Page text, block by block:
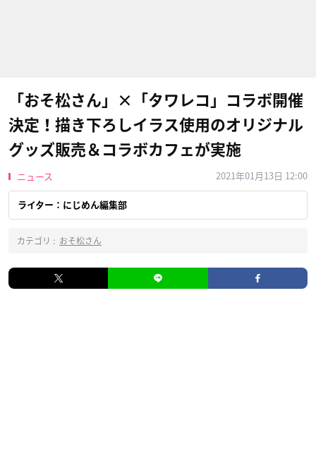
「おそ松さん」×「タワレコ」コラボ開催
決定！描き下ろしイラス使用のオリジナル
グッズ販売＆コラボカフェが実施
ニュース 2021年01月13日 12:00
ライター：にじめん編集部
カテゴリ : おそ松さん